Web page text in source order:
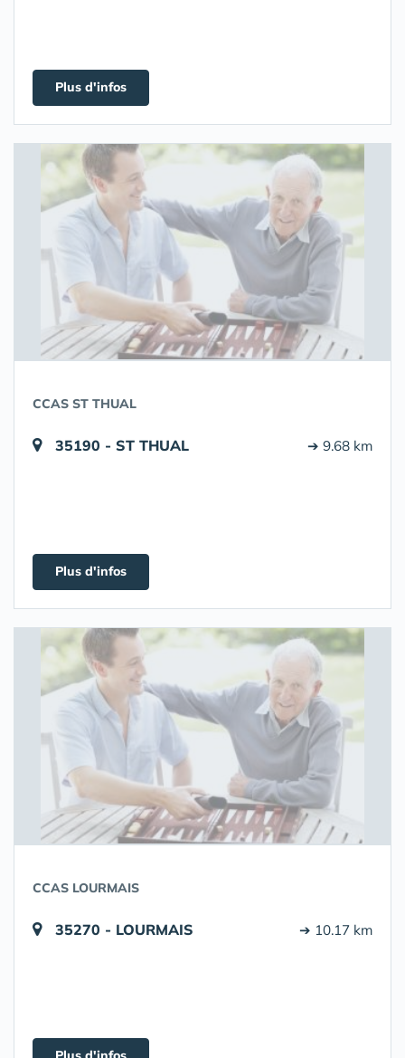
Plus d'infos
CCAS ST THUAL
35190 - ST THUAL ➔ 9.68 km
Plus d'infos
CCAS LOURMAIS
35270 - LOURMAIS ➔ 10.17 km